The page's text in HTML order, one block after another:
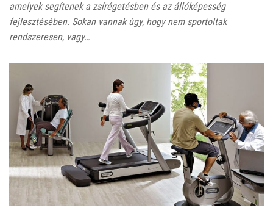
amelyek segítenek a zsírégetésben és az állóképesség
fejlesztésében. Sokan vannak úgy, hogy nem sportoltak
rendszeresen, vagy…